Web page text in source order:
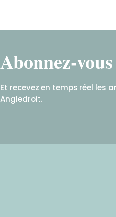
Abonnez-
Et recevez en temps réel les
Angledroit.